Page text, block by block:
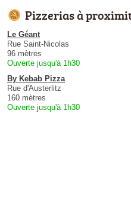
Pizzerias à
Le Géant
Rue Saint-Nicolas
96 mètres
Ouverte jusqu'à 1h30
By Kebab Pizza
Rue d'Austerlitz
160 mètres
Ouverte jusqu'à 1h30